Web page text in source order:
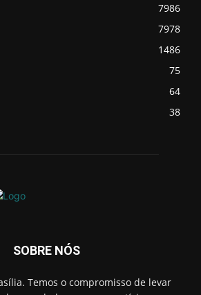
7986
7978
1486
75
64
38
SOBRE NÓS
Temos o compromisso de levar